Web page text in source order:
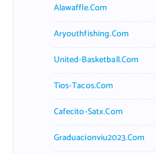
Alawaffle.com
Aryouthfishing.com
United-Basketball.com
Tios-Tacos.com
Cafecito-Satx.com
Graduacionviu2023.com